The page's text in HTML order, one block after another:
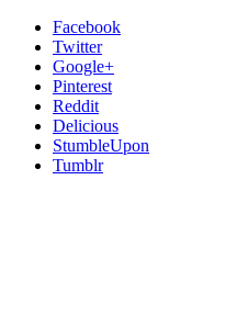
Facebook
Twitter
Google+
Pinterest
Reddit
Delicious
StumbleUpon
Tumblr